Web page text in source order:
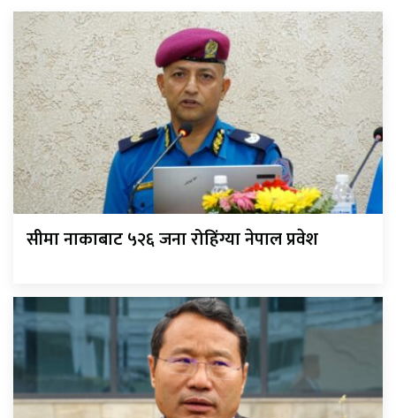
सीमा नाकाबाट ५२६ जना रोहिंग्या नेपाल प्रवेश